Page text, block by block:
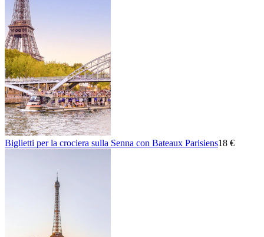
Biglietti per la crociera sulla Senna con Bateaux Parisiens18 €